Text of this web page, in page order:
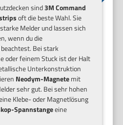
sind3M Command
oft die beste Wahl. Sie
Melder und lassen sich
wenn du die
Bei stark
oder feinem Stuck ist der Halt
Unterkonstruktion
Neodym-Magnetemit
sehr gut. Bei sehr hohen
Klebe- oder Magnetlösung
Spannstangeeine